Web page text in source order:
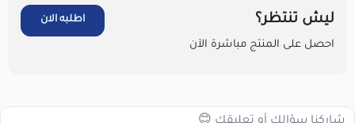
ليش تنتظر؟
احصل على المنتج مباشرة الآن
اطلبه الان